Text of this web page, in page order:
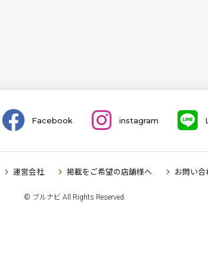
Facebook instagram
運営会社 掲載をご希望の店舗様へ お問い合
© ブルナビ All Rights Reserved.